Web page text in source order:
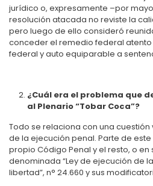
jurídico o, expresamente –por
resolución atacada no reviste la
pero luego de ello consideró
conceder el remedio federal
federal y auto equiparable a
¿Cuál era el problema que
al Plenario “Tobar Coca”?
Todo se relaciona con una
de la ejecución penal. Parte de
propio Código Penal y el resto, o en
denominada “Ley de ejecución de
libertad”, n° 24.660 y sus